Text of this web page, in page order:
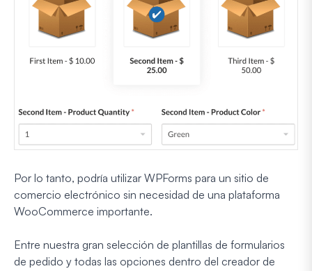
Por lo tanto, podría utilizar WPForms para un sitio de
comercio electrónico sin necesidad de una plataforma
WooCommerce importante.
Entre nuestra gran selección de plantillas de formularios
de pedido y todas las opciones dentro del creador de